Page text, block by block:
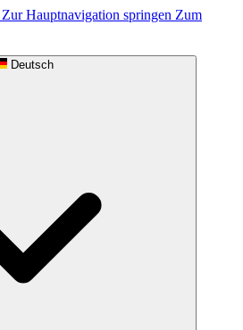
Zur Hauptnavigation springen Zum
Deutsch